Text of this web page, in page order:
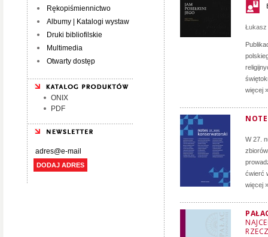
Rękopiśmiennictwo
Albumy | Katalogi wystaw
Druki bibliofilskie
Multimedia
Otwarty dostęp
ONIX
PDF
DODAJ ADRES
Łukasz
więcej »
W 27.
ćwierć
więcej »